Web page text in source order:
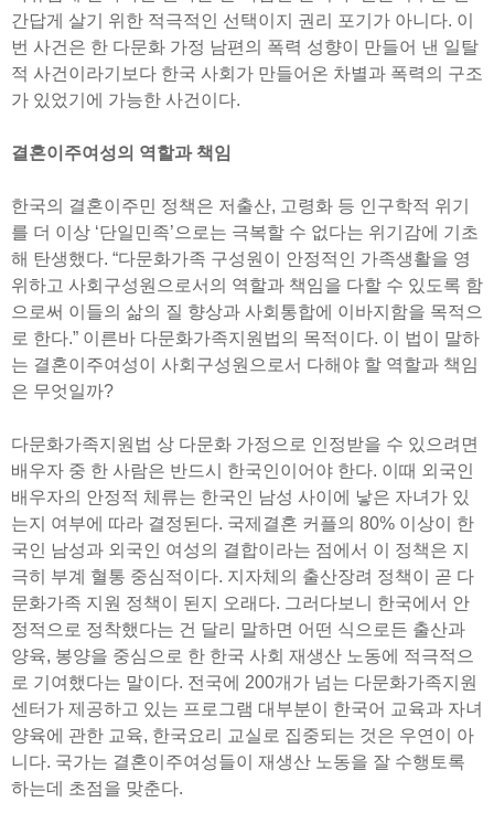
간답게 살기 위한 적극적인 선택이지 권리 포기가 아니다. 이
번 사건은 한 다문화 가정 남편의 폭력 성향이 만들어 낸 일탈
적 사건이라기보다 한국 사회가 만들어온 차별과 폭력의 구조
가 있었기에 가능한 사건이다.
결혼이주여성의 역할과 책임
한국의 결혼이주민 정책은 저출산, 고령화 등 인구학적 위기
를 더 이상 ‘단일민족’으로는 극복할 수 없다는 위기감에 기초
해 탄생했다. “다문화가족 구성원이 안정적인 가족생활을 영
위하고 사회구성원으로서의 역할과 책임을 다할 수 있도록 함
으로써 이들의 삶의 질 향상과 사회통합에 이바지함을 목적으
로 한다.” 이른바 다문화가족지원법의 목적이다. 이 법이 말하
는 결혼이주여성이 사회구성원으로서 다해야 할 역할과 책임
은 무엇일까?
다문화가족지원법 상 다문화 가정으로 인정받을 수 있으려면
배우자 중 한 사람은 반드시 한국인이어야 한다. 이때 외국인
배우자의 안정적 체류는 한국인 남성 사이에 낳은 자녀가 있
는지 여부에 따라 결정된다. 국제결혼 커플의 80% 이상이 한
국인 남성과 외국인 여성의 결합이라는 점에서 이 정책은 지
극히 부계 혈통 중심적이다. 지자체의 출산장려 정책이 곧 다
문화가족 지원 정책이 된지 오래다. 그러다보니 한국에서 안
정적으로 정착했다는 건 달리 말하면 어떤 식으로든 출산과
양육, 봉양을 중심으로 한 한국 사회 재생산 노동에 적극적으
로 기여했다는 말이다. 전국에 200개가 넘는 다문화가족지원
센터가 제공하고 있는 프로그램 대부분이 한국어 교육과 자녀
양육에 관한 교육, 한국요리 교실로 집중되는 것은 우연이 아
니다. 국가는 결혼이주여성들이 재생산 노동을 잘 수행토록
하는데 초점을 맞춘다.